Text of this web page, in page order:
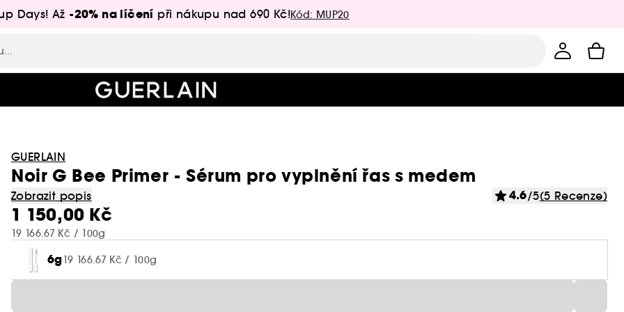
Days! Až -20% na líčení při nákupu nad 690 Kč!Kód: MUP20
GUERLAIN
Noir G Bee Primer - Sérum pro vyplnění řas s medem
Zobrazit popis 4.6/5(5 Recenze)
1 150,00 Kč
19 166.67 Kč / 100g
6g19 166.67 Kč / 100g